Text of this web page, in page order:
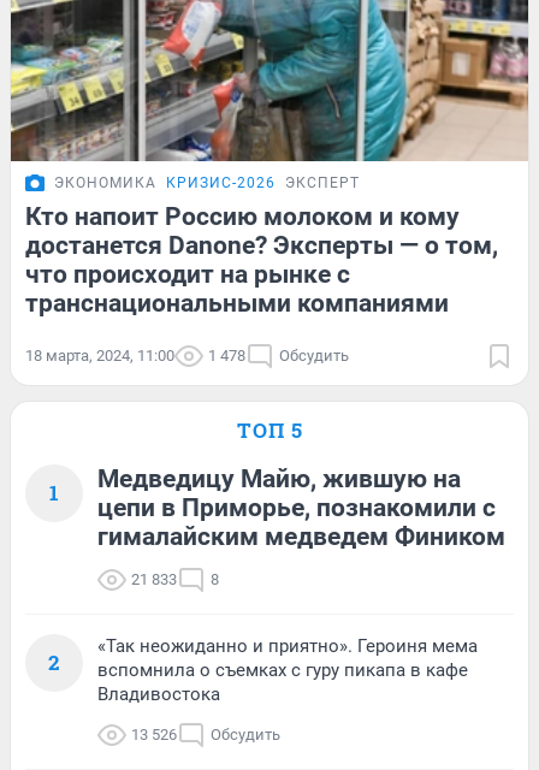
ЭКОНОМИКА КРИЗИС-2026 ЭКСПЕРТ
Кто напоит Россию молоком и кому
достанется Danone? Эксперты — о том,
что происходит на рынке с
транснациональными компаниями
18 марта, 2024, 11:00 1 478 Обсудить
ТОП 5
1
Медведицу Майю, жившую на
цепи в Приморье, познакомили с
гималайским медведем Фиником
21 833 8
2
«Так неожиданно и приятно». Героиня мема
вспомнила о съемках с гуру пикапа в кафе
Владивостока
13 526 Обсудить